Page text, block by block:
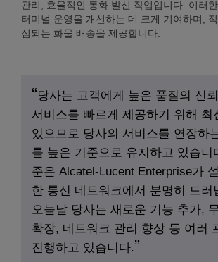
관리, 효율적인 통화 발신 작업입니다. 이러
터미널 운영을 개선하는 데 크게 기여하며,
심되는 화물 배송을 제공합니다.
당사는 고객에게 높은 품질의 신
서비스를 빠르게 제공하기 위해 최
있으므로 당사의 서비스를 연장하
를 높은 기준으로 유지하고 있습니
준은 Alcatel-Lucent Enterprise가
한 통신 네트워크에서 분명히 드러
오늘날 당사는 새로운 기능 추가,
확장, 네트워크 관리 향상 등 여러
진행하고 있습니다.